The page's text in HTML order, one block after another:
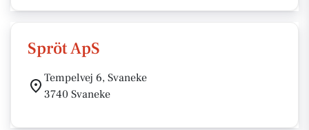
Spröt ApS
Tempelvej 6, Svaneke
3740 Svaneke